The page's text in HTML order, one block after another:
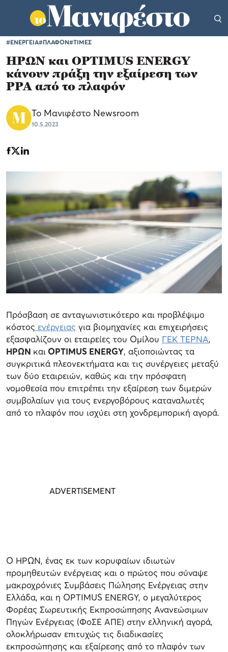
#ΕΝΕΡΓΕΙΑ#ΠΛΑΦΟΝ#ΤΙΜΕΣ
ΗΡΩΝ και OPTIMUS ENERGY
κάνουν πράξη την εξαίρεση των
PPA από το πλαφόν
Το Μανιφέστο Newsroom
10.5.2023
Πρόσβαση σε ανταγωνιστικότερο και προβλέψιμο
κόστος ενέργειας για βιομηχανίες και επιχειρήσεις
εξασφαλίζουν οι εταιρείες του Ομίλου ΓΕΚ ΤΕΡΝΑ,
ΗΡΩΝ καιOPTIMUS ENERGY, αξιοποιώντας τα
συγκριτικά πλεονεκτήματα και τις συνέργειες μεταξύ
των δύο εταιρειών, καθώς και την πρόσφατη
νομοθεσία που επιτρέπει την εξαίρεση των διμερών
συμβολαίων για τους ενεργοβόρους καταναλωτές
από το πλαφόν που ισχύει στη χονδρεμπορική αγορά.
Ο ΗΡΩΝ, ένας εκ των κορυφαίων ιδιωτών
προμηθευτών ενέργειας και ο πρώτος που σύναψε
μακροχρόνιες Συμβάσεις Πώλησης Ενέργειας στην
Ελλάδα, και η OPTIMUS ENERGY, ο μεγαλύτερος
Φορέας Σωρευτικής Εκπροσώπησης Ανανεώσιμων
Πηγών Ενέργειας (ΦoΣΕ ΑΠΕ) στην ελληνική αγορά,
ολοκλήρωσαν επιτυχώς τις διαδικασίες
εκπροσώπησης και εξαίρεσης από το πλαφόν των